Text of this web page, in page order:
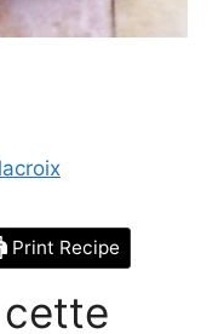
Print Recipe